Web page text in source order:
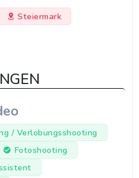
Steiermark
/ Verlobungsshooting
Fotoshooting